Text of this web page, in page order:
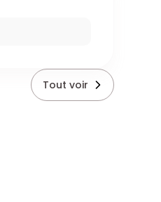
Tout voir